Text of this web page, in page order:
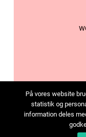
På vores website
statistik og
information deles